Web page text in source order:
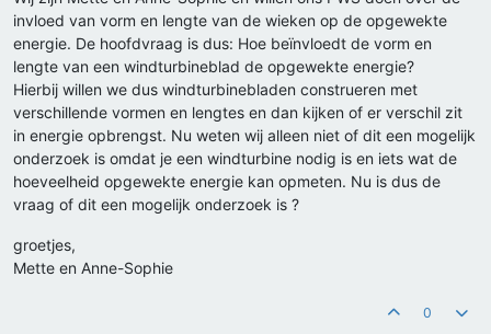
invloed van vorm en lengte van de wieken op de opgewekte
energie. De hoofdvraag is dus: Hoe beïnvloedt de vorm en
lengte van een windturbineblad de opgewekte energie?
Hierbij willen we dus windturbinebladen construeren met
verschillende vormen en lengtes en dan kijken of er verschil zit
in energie opbrengst. Nu weten wij alleen niet of dit een mogelijk
onderzoek is omdat je een windturbine nodig is en iets wat de
hoeveelheid opgewekte energie kan opmeten. Nu is dus de
vraag of dit een mogelijk onderzoek is ?
groetjes,
Mette en Anne-Sophie
0